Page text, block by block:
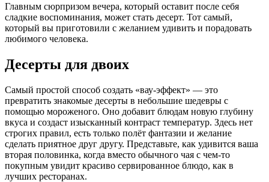
Главным сюрпризом вечера, который оставит после себя
сладкие воспоминания, может стать десерт. Тот самый,
который вы приготовили с желанием удивить и порадовать
любимого человека.
Десерты для двоих
Самый простой способ создать «вау-эффект» — это
превратить знакомые десерты в небольшие шедевры с
помощью мороженого. Оно добавит блюдам новую глубину
вкуса и создаст изысканный контраст температур. Здесь нет
строгих правил, есть только полёт фантазии и желание
сделать приятное друг другу. Представьте, как удивится ваша
вторая половинка, когда вместо обычного чая с чем-то
покупным увидит красиво сервированное блюдо, как в
лучших ресторанах.